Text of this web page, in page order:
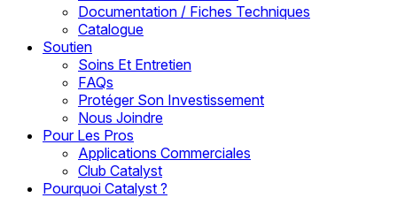
Documentation / Fiches Techniques
Catalogue
Soutien
Soins Et Entretien
FAQs
Protéger Son Investissement
Nous Joindre
Pour Les Pros
Applications Commerciales
Club Catalyst
Pourquoi Catalyst ?